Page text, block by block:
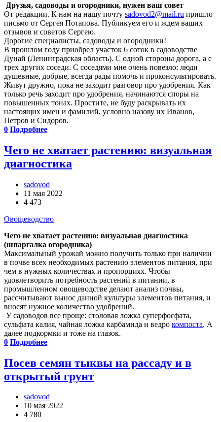
Друзья, садоводы и огородники, нужен ваш совет
От редакции. К нам на нашу почту sadovod2@mail.ru пришло
письмо от Сергея Потапова. Публикуем его и ждем ваших
отзывов и советов Сергею.
Дорогие специалисты, садоводы и огородники!
В прошлом году приобрел участок 6 соток в садоводстве
Дунай (Ленинградская область). С одной стороны дорога, а с
трех других соседи. С соседями мне очень повезло: люди
душевные, добрые, всегда рады помочь и проконсультировать.
Живут дружно, пока не заходит разговор про удобрения. Как
только речь заходит про удобрения, начинаются споры на
повышенных тонах. Простите, не буду раскрывать их
настоящих имен и фамилий, условно назову их Иванов,
Петров и Сидоров.
0 Подробнее
Чего не хватает растению: визуальная
диагностика
sadovod
11 мая 2022
4 473
Овощеводство
Чего не хватает растению: визуальная диагностика
(шпаргалка огородника)
Максимальный урожай можно получить только при наличии
в почве всех необходимых растению элементов питания, при
чем в нужных количествах и пропорциях. Чтобы
удовлетворить потребность растений в питании, в
промышленном овощеводстве делают анализ почвы,
рассчитывают вынос данной культуры элементов питания, и
вносят нужное количество удобрений.
У садоводов все проще: столовая ложка суперфосфата,
сульфата калия, чайная ложка карбамида и ведро компоста. А
далее подкормки и тоже на глазок.
0 Подробнее
Посев семян тыквы на рассаду и в
открытый грунт
sadovod
10 мая 2022
4 780